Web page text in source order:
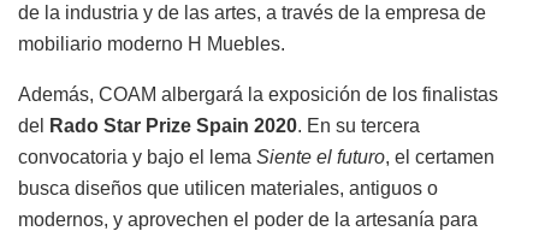
de la industria y de las artes, a través de la empresa de
mobiliario moderno H Muebles.
Además, COAM albergará la exposición de los finalistas
del
Rado Star Prize Spain 2020. En su tercera
convocatoria y bajo el lema Siente el futuro, el certamen
busca diseños que utilicen materiales, antiguos o
modernos, y aprovechen el poder de la artesanía para